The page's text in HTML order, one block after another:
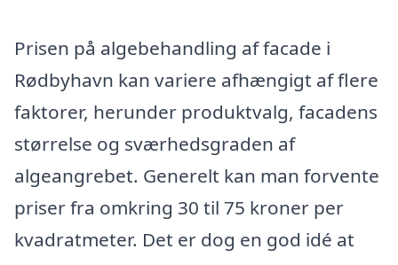
Prisen på algebehandling af facade i
Rødbyhavn kan variere afhængigt af flere
faktorer, herunder produktvalg, facadens
størrelse og sværhedsgraden af
algeangrebet. Generelt kan man forvente
priser fra omkring 30 til 75 kroner per
kvadratmeter. Det er dog en god idé at